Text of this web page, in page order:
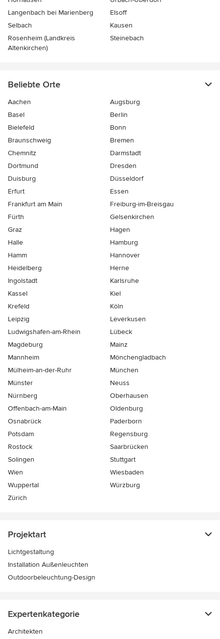
Langenbach bei Marienberg
Elsoff
Selbach
Kausen
Rosenheim (Landkreis
Altenkirchen)
Steinebach
Beliebte Orte
Aachen
Augsburg
Basel
Berlin
Bielefeld
Bonn
Braunschweig
Bremen
Chemnitz
Darmstadt
Dortmund
Dresden
Duisburg
Düsseldorf
Erfurt
Essen
Frankfurt am Main
Freiburg-im-Breisgau
Fürth
Gelsenkirchen
Graz
Hagen
Halle
Hamburg
Hamm
Hannover
Heidelberg
Herne
Ingolstadt
Karlsruhe
Kassel
Kiel
Krefeld
Köln
Leipzig
Leverkusen
Ludwigshafen-am-Rhein
Lübeck
Magdeburg
Mainz
Mannheim
Mönchen­gladbach
Mülheim-an-der-Ruhr
München
Münster
Neuss
Nürnberg
Oberhausen
Offenbach-am-Main
Oldenburg
Osnabrück
Paderborn
Potsdam
Regensburg
Rostock
Saarbrücken
Solingen
Stuttgart
Wien
Wiesbaden
Wuppertal
Würzburg
Zürich
Projektart
Lichtgestaltung
Installation Außenleuchten
Outdoorbeleuchtung-Design
Expertenkategorie
Architekten